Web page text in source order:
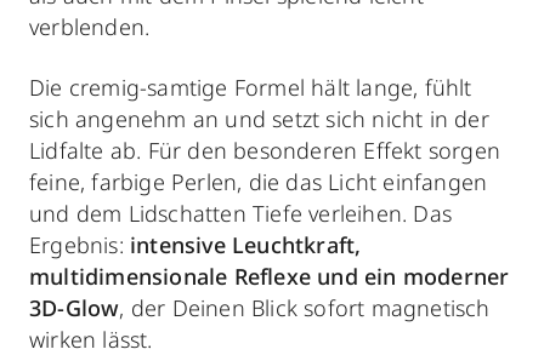
verblenden.
Die cremig-samtige Formel hält lange, fühlt
sich angenehm an und setzt sich nicht in der
Lidfalte ab. Für den besonderen Effekt sorgen
feine, farbige Perlen, die das Licht einfangen
und dem Lidschatten Tiefe verleihen. Das
Ergebnis: intensive Leuchtkraft,
multidimensionale Reflexe und ein moderner
3D-Glow, der Deinen Blick sofort magnetisch
wirken lässt.